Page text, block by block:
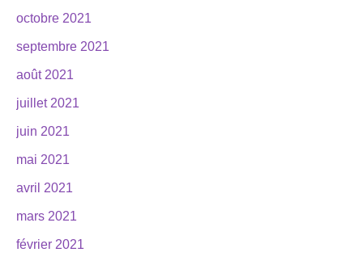
octobre 2021
septembre 2021
août 2021
juillet 2021
juin 2021
mai 2021
avril 2021
mars 2021
février 2021